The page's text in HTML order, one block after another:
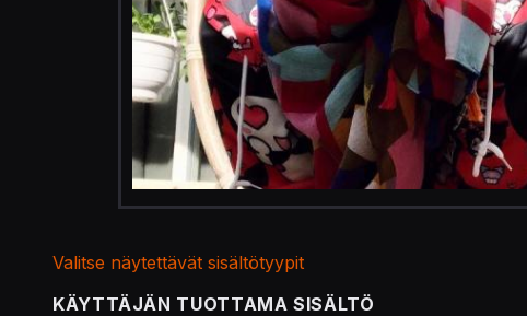
Valitse näytettävät sisältötyypit
KÄYTTÄJÄN TUOTTAMA SISÄLTÖ